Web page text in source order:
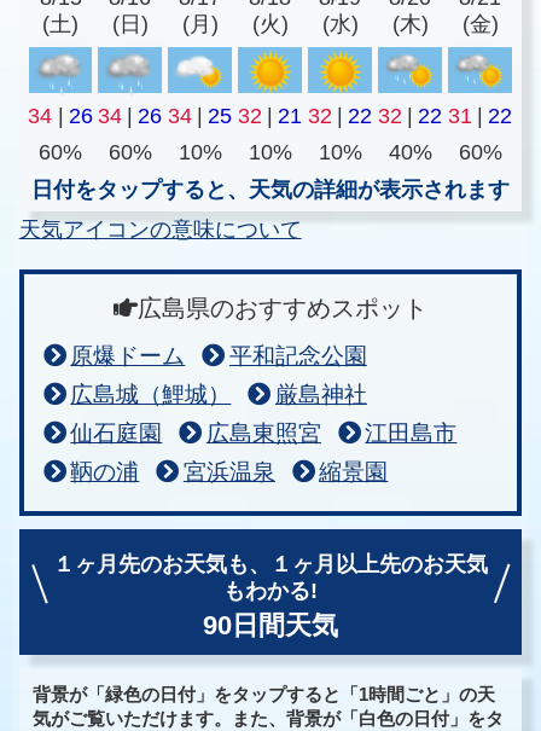
(土)
(日)
(月)
(火)
(水)
(木)
(金)
34 26 34 26 34 25 32 21 32 22 32 22 31
22
60%
60% 10% 10% 10% 40%
60%
日付をタップすると、天気の詳細が表示されます
天気アイコンの意味について
広島県のおすすめスポット
原爆ドーム
平和記念公園
広島城（鯉城）
厳島神社
仙石庭園
広島東照宮
江田島市
鞆の浦
宮浜温泉 縮景園
１ヶ月先のお天気も、
１ヶ月以上先のお天気
もわかる!
90日間天気
背景が「緑色の日付」をタップすると「1時間ごと」の天
気がご覧いただけます。また、背景が「白色の日付」をタ